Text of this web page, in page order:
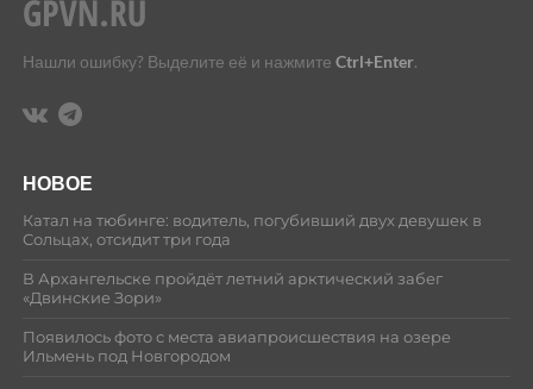
Нашли ошибку? Выделите её и нажмите Ctrl+Enter.
НОВОЕ
Катал на тюбинге: водитель, погубивший двух девушек в
Сольцах, отсидит три года
В Архангельске пройдёт летний арктический забег
«Двинские Зори»
Появилось фото с места авиапроисшествия на озере
Ильмень под Новгородом